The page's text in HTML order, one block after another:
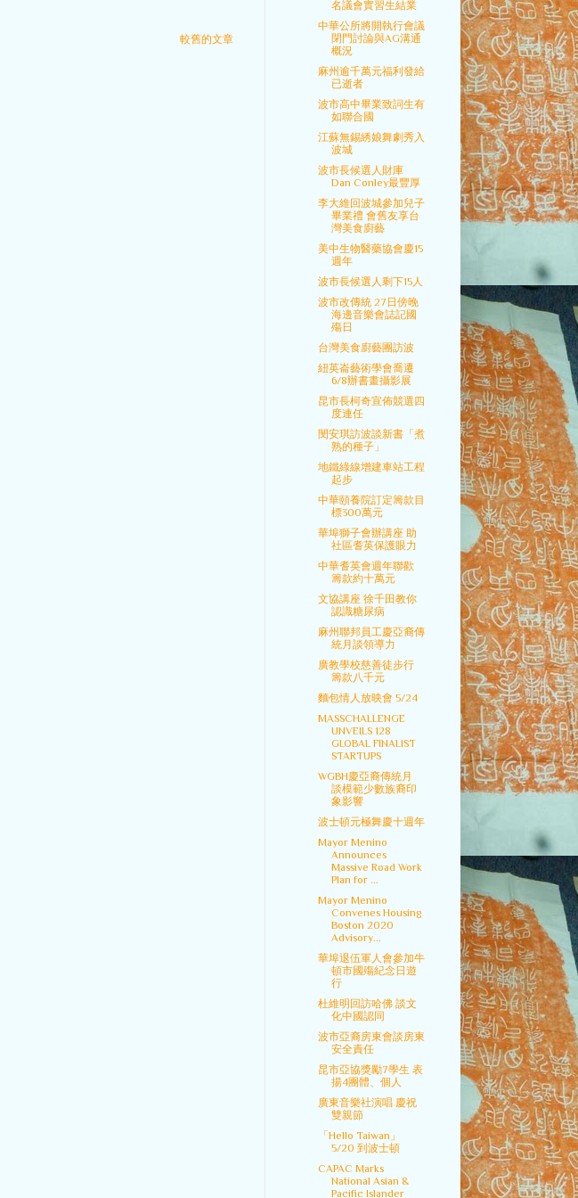
較舊的文章
名議會實習生結業
中華公所將開執行會議
閉門討論與AG溝通
概況
麻州逾千萬元福利發給
已逝者
波市高中畢業致詞生有
如聯合國
江蘇無錫綉娘舞劇秀入
波城
波市長候選人財庫
Dan Conley最豐厚
李大維回波城參加兒子
畢業禮 會舊友享台
灣美食廚藝
美中生物醫藥協會慶15
週年
波市長候選人剩下15人
波市改傳統 27日傍晚
海邊音樂會誌記國
殤日
台灣美食廚藝團訪波
紐英崙藝術學會喬遷
6/8辦書畫攝影展
昆市長柯奇宣佈競選四
度連任
閔安琪訪波談新書「煮
熟的種子」
地鐵綠線增建車站工程
起步
中華頤養院訂定籌款目
標300萬元
華埠獅子會辦講座 助
社區耆英保護眼力
中華耆英會週年聯歡
籌款約十萬元
文協講座 徐千田教你
認識糖尿病
麻州聯邦員工慶亞裔傳
統月談領導力
廣教學校慈善徒步行
籌款八千元
麵包情人放映會 5/24
MASSCHALLENGE
UNVEILS 128
GLOBAL FINALIST
STARTUPS
WGBH慶亞裔傳統月
談模範少數族裔印
象影響
波士頓元極舞慶十週年
Mayor Menino
Announces
Massive Road Work
Plan for ...
Mayor Menino
Convenes Housing
Boston 2020
Advisory...
華埠退伍軍人會參加牛
頓市國殤紀念日遊
行
杜維明回訪哈佛 談文
化中國認同
波市亞裔房東會談房東
安全責任
昆市亞協獎勵7學生 表
揚4團體、個人
廣東音樂社演唱 慶祝
雙親節
「Hello Taiwan」
5/20 到波士頓
CAPAC Marks
National Asian &
Pacific Islander